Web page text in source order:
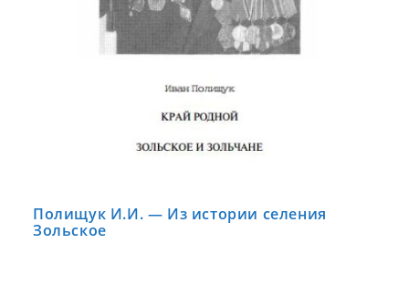
Полищук И.И. — Из истории селения
Зольское